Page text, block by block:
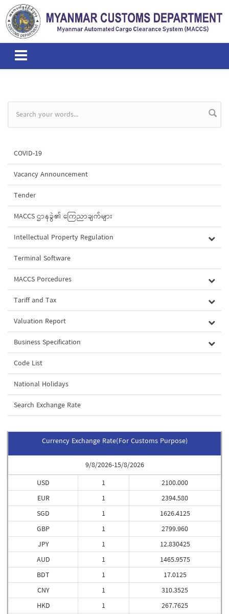
Skip to main content
Search form
COVID-19
Vacancy Announcement
Tender
MACCS ဌာနခွဲ၏ ကြေညာချက်များ
Intellectual Property Regulation
Terminal Software
MACCS Porcedures
Tariff and Tax
Valuation Report
Business Specification
Code List
National Holidays
Search Exchange Rate
Currency Exchange Rate(For Customs Purpose)
9/8/2026-15/8/2026
USD
EUR
SGD
GBP
JPY
AUD
BDT
CNY
HKD
1
1
1
1
1
1
1
1
1
2100.000
2394.580
1626.4125
2799.960
12.830425
1465.9575
17.0125
310.3525
267.7625